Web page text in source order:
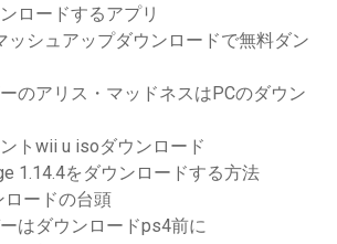
ロードするアプリ
ッシュアップダウンロードで無料ダン
のアリス・マッドネスはPCのダウン
トwii u isoダウンロード
1.14.4をダウンロードする方法
ロードの台頭
はダウンロードps4前に